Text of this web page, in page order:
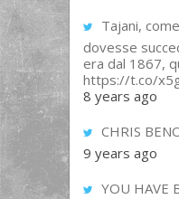
Tajani,
dovesse
era dal 1867,
https://t.co/
8 years ago
CHRIS
9 years ago
YOU HAVE